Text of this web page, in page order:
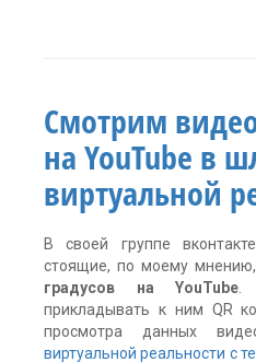
Смотрим
на YouTube в
виртуальной
В своей группе
стоящие, по моему
градусов на YouTube
прикладывать к ним QR
просмотра данных
виртуальной реальности с